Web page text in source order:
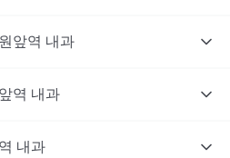
앞역 내과
역 내과
내과